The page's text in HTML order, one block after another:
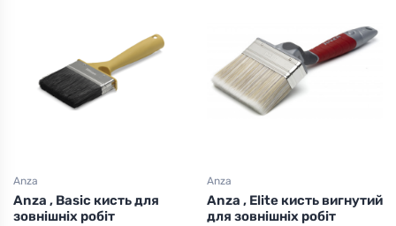
Anza
Anza , Elite кисть вигнутий
для зовнішніх робіт
Anza
Anza , Гнучкий стальний
шпатель , 100мм